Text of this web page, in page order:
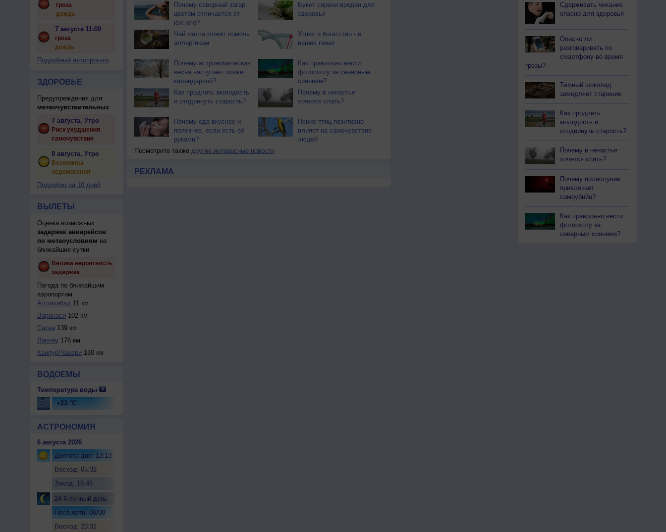
гроза
дождь
7 августа 11:00
гроза
дождь
Подробный автопрогноз
ЗДОРОВЬЕ
Предупреждения для
метеочувствительных
7 августа, Утро
Риск ухудшения
самочувствия
8 августа, Утро
Возможны
недомогания
Подробно на 10 дней
ВЫЛЕТЫ
Оценка возможных
задержек авиарейсов
по метеоусловиям на
ближайшие сутки
Велика вероятность
задержек
Погода по ближайшим
аэропортам
Аллахабад 11 км
Варанаси 102 км
Сатна139 км
Лакнау 176 км
Канпур/Чакери 180 км
ВОДОЕМЫ
Температура воды
+23 °C
АСТРОНОМИЯ
6 августа 2026
Долгота дня: 13:13
Восход: 05:32
Заход: 18:45
24-й лунный день
Посл.четв. 06/08
Восход: 23:31
Почему северный загар
цветом отличается от
южного?
Букет сирени вреден для
здоровья
Чай матча может помочь
аллергикам
Успех и богатство - в
ваших генах
Почему астрономическая
весна наступает позже
календарной?
Как правильно вести
фотоохоту за северным
сиянием?
Как продлить молодость
и отодвинуть старость?
Почему в ненастье
хочется спать?
Почему еда вкуснее и
полезнее, если есть её
руками?
Пение птиц позитивно
влияет на самочувствие
людей
Посмотрите также другие интересные новости
РЕКЛАМА
Сдерживать чихание
опасно для здоровья
Опасно ли
разговаривать по
смартфону во время
грозы?
Тёмный шоколад
замедляет старение
Как продлить
молодость и
отодвинуть старость?
Почему в ненастье
хочется спать?
Почему полнолуние
привлекает
самоубийц?
Как правильно вести
фотоохоту за
северным сиянием?